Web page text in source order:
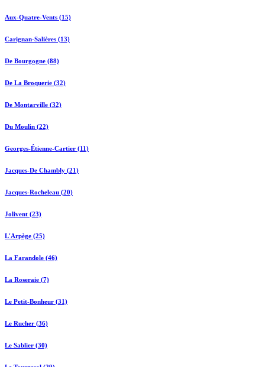
Aux-Quatre-Vents (15)
Carignan-Salières (13)
De Bourgogne (88)
De La Broquerie (32)
De Montarville (32)
Du Moulin (22)
Georges-Étienne-Cartier (11)
Jacques-De Chambly (21)
Jacques-Rocheleau (20)
Jolivent (23)
L'Arpège (25)
La Farandole (46)
La Roseraie (7)
Le Petit-Bonheur (31)
Le Rucher (36)
Le Sablier (30)